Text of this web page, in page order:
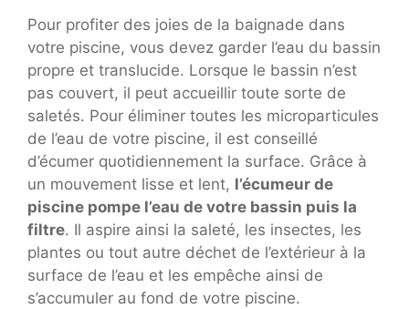
Pour profiter des joies de la baignade dans
votre piscine, vous devez garder l’eau du bassin
propre et translucide. Lorsque le bassin n’est
pas couvert, il peut accueillir toute sorte de
saletés. Pour éliminer toutes les microparticules
de l’eau de votre piscine, il est conseillé
d’écumer quotidiennement la surface. Grâce à
un mouvement lisse et lent, l’écumeur de
piscine pompe l’eau de votre bassin puis la
filtre. Il aspire ainsi la saleté, les insectes, les
plantes ou tout autre déchet de l’extérieur à la
surface de l’eau et les empêche ainsi de
s’accumuler au fond de votre piscine.